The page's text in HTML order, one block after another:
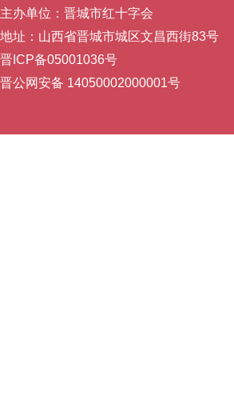
主办单位：晋城市红十字会
地址：山西省晋城市城区文昌西街83号
晋ICP备05001036号
晋公网安备 14050002000001号